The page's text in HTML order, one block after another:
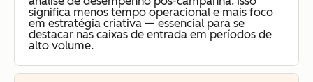
significa menos tempo operacional e mais foco
em estratégia criativa — essencial para se
destacar nas caixas de entrada em períodos de
alto volume.